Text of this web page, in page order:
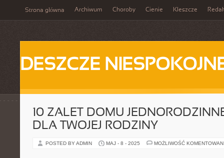
Strona główna Archiwum Choroby Cienie Kleszcze
DESZCZE
10 ZALET DOMU
DLA TWOJEJ RODZINY
POSTED BY ADMIN MAJ - 8 - 2025 MOŻLIWOŚĆ